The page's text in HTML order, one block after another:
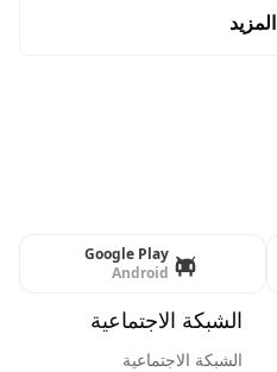
المزيد
Google Play
Android
الشبكة الاجتماعية
الشبكة الاجتماعية